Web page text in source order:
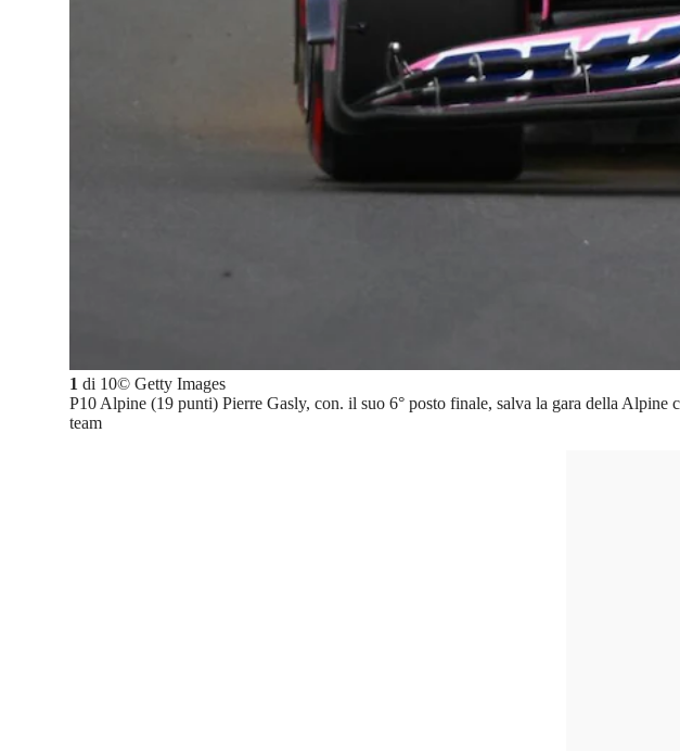
1 di 10© Getty Images
P10 Alpine (19 punti) Pierre Gasly, con. il suo 6° posto finale, salva la gara della
team